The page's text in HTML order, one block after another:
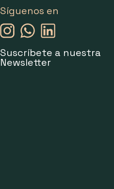
Síguenos en
Suscríbete a nuestra
Newsletter